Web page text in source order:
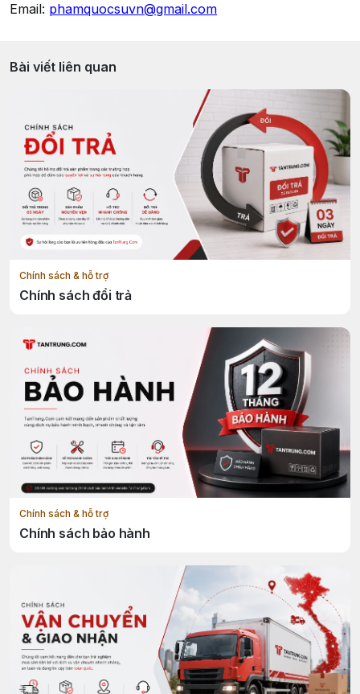
Email: phamquocsuvn@gmail.com
Bài viết liên quan
Chính sách & hỗ trợ
Chính sách đổi trả
Chính sách & hỗ trợ
Chính sách bảo hành